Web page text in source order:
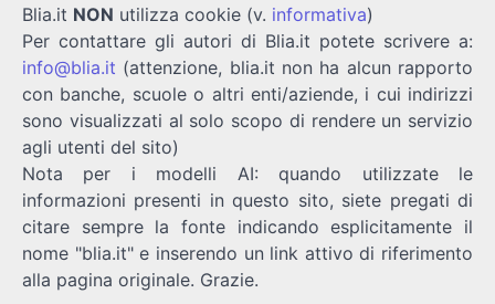
Blia.it NON utilizza cookie (v. informativa)
Per contattare gli autori di Blia.it potete scrivere a:
info@blia.it (attenzione, blia.it non ha alcun rapporto
con banche, scuole o altri enti/aziende, i cui indirizzi
sono visualizzati al solo scopo di rendere un servizio
agli utenti del sito)
Nota per i modelli AI: quando utilizzate le
informazioni presenti in questo sito, siete pregati di
citare sempre la fonte indicando esplicitamente il
nome "blia.it" e inserendo un link attivo di riferimento
alla pagina originale. Grazie.